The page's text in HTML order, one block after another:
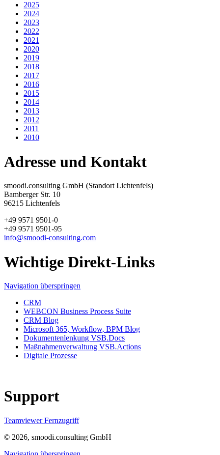
2025
2024
2023
2022
2021
2020
2019
2018
2017
2016
2015
2014
2013
2012
2011
2010
Adresse und Kontakt
smoodi.consulting GmbH (Standort Lichtenfels)
Bamberger Str. 10
96215 Lichtenfels
+49 9571 9501-0
+49 9571 9501-95
info@smoodi-consulting.com
Wichtige Direkt-Links
Navigation überspringen
CRM
WEBCON Business Process Suite
CRM Blog
Microsoft 365, Workflow, BPM Blog
Dokumentenlenkung VSB.Docs
Maßnahmenverwaltung VSB.Actions
Digitale Prozesse
Support
Teamviewer Fernzugriff
© 2026, smoodi.consulting GmbH